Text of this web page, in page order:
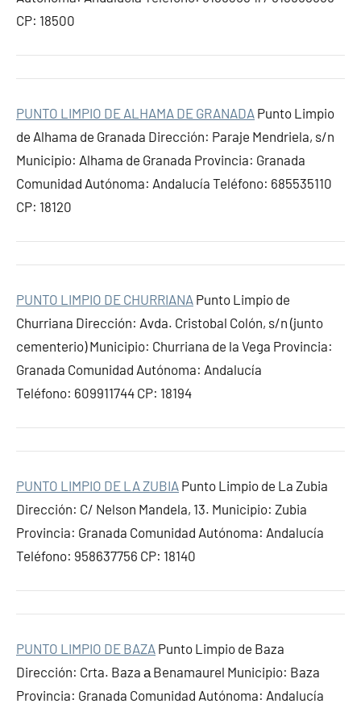
CP: 18500
PUNTO LIMPIO DE ALHAMA DE GRANADA Punto Limpio
de Alhama de Granada Dirección: Paraje Mendriela, s/n
Municipio: Alhama de Granada Provincia: Granada
Comunidad Autónoma: Andalucía Teléfono: 685535110
CP: 18120
PUNTO LIMPIO DE CHURRIANA Punto Limpio de
Churriana Dirección: Avda. Cristobal Colón, s/n (junto
cementerio) Municipio: Churriana de la Vega Provincia:
Granada Comunidad Autónoma: Andalucía
Teléfono: 609911744 CP: 18194
PUNTO LIMPIO DE LA ZUBIA Punto Limpio de La Zubia
Dirección: C/ Nelson Mandela, 13. Municipio: Zubia
Provincia: Granada Comunidad Autónoma: Andalucía
Teléfono: 958637756 CP: 18140
PUNTO LIMPIO DE BAZA Punto Limpio de Baza
Dirección: Crta. Baza а Benamaurel Municipio: Baza
Provincia: Granada Comunidad Autónoma: Andalucía